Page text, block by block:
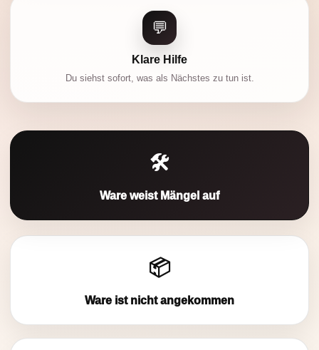
💬
Klare Hilfe
Du siehst sofort, was als Nächstes zu tun ist.
🛠️
Ware weist Mängel auf
📦
Ware ist nicht angekommen